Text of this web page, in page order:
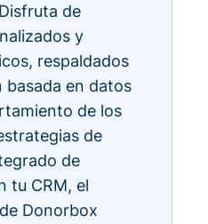
de
y
respaldados
en datos
de los
de
de
tu CRM, el
Donorbox